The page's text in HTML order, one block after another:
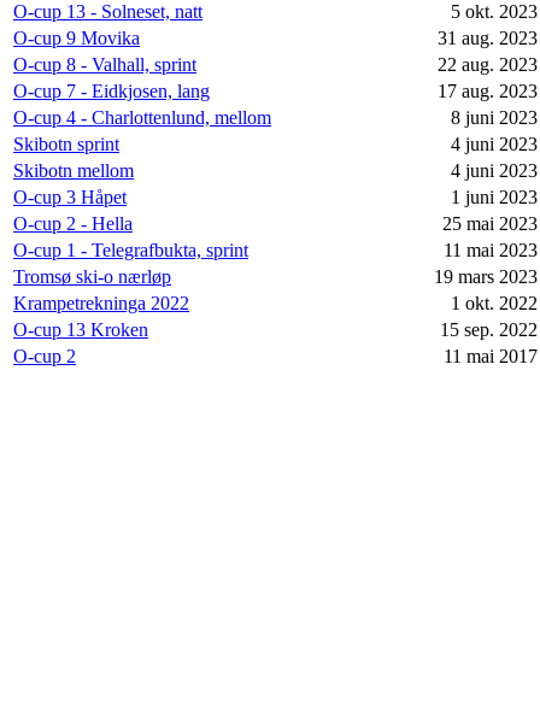
O-cup 13 - Solneset, natt
5 okt. 2023
O-cup 9 Movika
31 aug. 2023
O-cup 8 - Valhall, sprint
22 aug. 2023
O-cup 7 - Eidkjosen, lang
17 aug. 2023
O-cup 4 - Charlottenlund, mellom
8 juni 2023
Skibotn sprint
4 juni 2023
Skibotn mellom
4 juni 2023
O-cup 3 Håpet
1 juni 2023
O-cup 2 - Hella
25 mai 2023
O-cup 1 - Telegrafbukta, sprint
11 mai 2023
Tromsø ski-o nærløp
19 mars 2023
Krampetrekninga 2022
1 okt. 2022
O-cup 13 Kroken
15 sep. 2022
O-cup 2
11 mai 2017